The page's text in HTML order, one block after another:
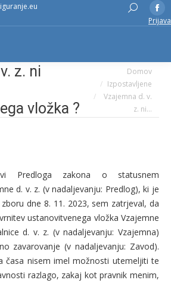
Search:
Prijava
z. ni
vložka ?
You are here:Domov
Izpostavljene
Vzajemna d. v.
z. ni…
Predloga zakona o statusnem
d. v. z. (v nadaljevanju: Predlog), ki je
dne 8. 11. 2023, sem zatrjeval, da
ustanovitvenega vložka Vzajemne
d. v. z. (v nadaljevanju: Vzajemna)
zavarovanje (v nadaljevanju: Zavod).
časa nisem imel možnosti utemeljiti te
razlago, zakaj kot pravnik menim,